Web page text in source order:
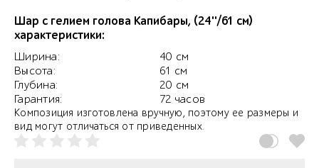
Шар с гелием голова Капибары, (24''/61 см)
характеристики:
Ширина:
Высота:
Глубина:
Гарантия:
40 см
61 см
20 см
72 часов
Композиция изготовлена вручную, поэтому ее размеры и
вид могут отличаться от приведенных.